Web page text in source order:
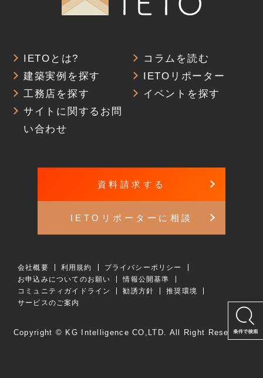
IETOとは?
コラムを読む
建築実例を探す
IETOリポーター
工務店を探す
イベントを探す
サイトに関するお問
い合わせ
資料請求する
IETOリポーターに相談
会社概要 利用規約
プライバシーポリシー
お申込みについてのお願い
情報公開基準
コミュニティガイドライン
勧誘方針
推奨環境
サービスのご案内
Copyright © KG Intelligence CO,LTD. All Right Reserved.